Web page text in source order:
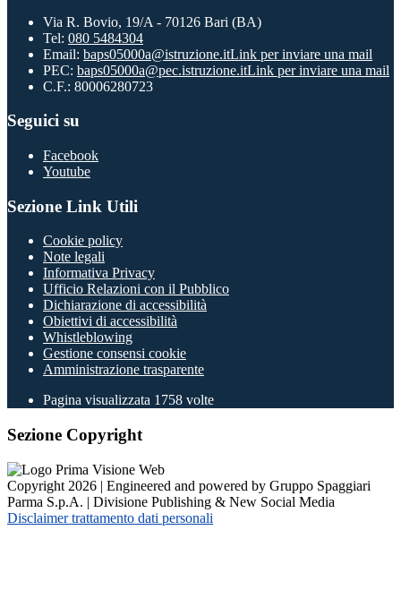
Via R. Bovio, 19/A - 70126 Bari (BA)
Tel: 080 5484304
Email: baps05000a@istruzione.itLink per inviare una mail
PEC: baps05000a@pec.istruzione.itLink per inviare una mail
C.F.: 80006280723
Seguici su
Facebook
Youtube
Sezione Link Utili
Cookie policy
Note legali
Informativa Privacy
Ufficio Relazioni con il Pubblico
Dichiarazione di accessibilità
Obiettivi di accessibilità
Whistleblowing
Gestione consensi cookie
Amministrazione trasparente
Pagina visualizzata 1758 volte
Sezione Copyright
Copyright 2026 | Engineered and powered by Gruppo Spaggiari
Parma S.p.A. | Divisione Publishing & New Social Media
Disclaimer trattamento dati personali